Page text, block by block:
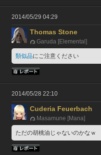
2014/05/29 04:29
Thomas Stone
Garuda [Elemental]
類似品にご注意ください
2014/05/28 22:10
Cuderia Feuerbach
Masamune [Mana]
ただの胡桃油じゃないのかなｗ